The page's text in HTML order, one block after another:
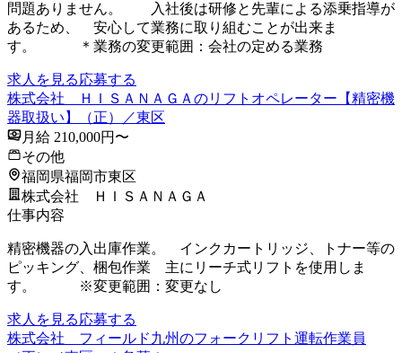
問題ありません。 入社後は研修と先輩による添乗指導が
あるため、 安心して業務に取り組むことが出来ま
す。 ＊業務の変更範囲：会社の定める業務
求人を見る応募する
株式会社 ＨＩＳＡＮＡＧＡのリフトオペレーター【精密機
器取扱い】（正）／東区
月給 210,000円〜
その他
福岡県福岡市東区
株式会社 ＨＩＳＡＮＡＧＡ
仕事内容
精密機器の入出庫作業。 インクカートリッジ、トナー等の
ピッキング、梱包作業 主にリーチ式リフトを使用しま
す。 ※変更範囲：変更なし
求人を見る応募する
株式会社 フィールド九州のフォークリフト運転作業員